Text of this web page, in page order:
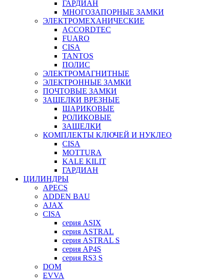
ГАРДИАН
МНОГОЗАПОРНЫЕ ЗАМКИ
ЭЛЕКТРОМЕХАНИЧЕСКИЕ
ACCORDTEC
FUARO
CISA
TANTOS
ПОЛИС
ЭЛЕКТРОМАГНИТНЫЕ
ЭЛЕКТРОННЫЕ ЗАМКИ
ПОЧТОВЫЕ ЗАМКИ
ЗАЩЕЛКИ ВРЕЗНЫЕ
ШАРИКОВЫЕ
РОЛИКОВЫЕ
ЗАЩЕЛКИ
КОМПЛЕКТЫ КЛЮЧЕЙ И НУКЛЕО
CISA
MOTTURA
KALE KILIT
ГАРДИАН
ЦИЛИНДРЫ
APECS
ADDEN BAU
AJAX
CISA
серия ASIX
серия ASTRAL
серия ASTRAL S
серия AP4S
серия RS3 S
DOM
EVVA